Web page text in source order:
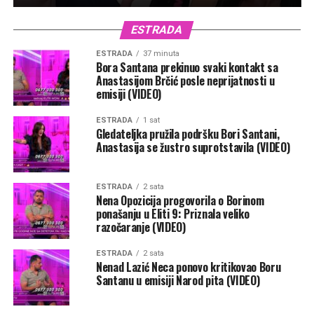
ESTRADA
ESTRADA 37 minuta
Bora Santana prekinuo svaki kontakt sa
Anastasijom Brčić posle neprijatnosti u
emisiji (VIDEO)
ESTRADA 1 sat
Gledateljka pružila podršku Bori Santani,
Anastasija se žustro suprotstavila (VIDEO)
ESTRADA 2 sata
Nena Opozicija progovorila o Borinom
ponašanju u Eliti 9: Priznala veliko
razočaranje (VIDEO)
ESTRADA 2 sata
Nenad Lazić Neca ponovo kritikovao Boru
Santanu u emisiji Narod pita (VIDEO)